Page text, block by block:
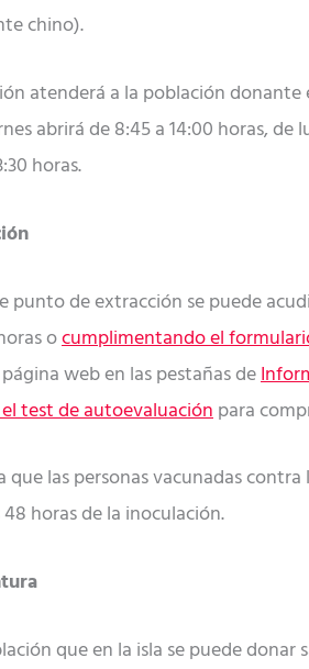
chino).
atenderá a la población
abrirá de 8:45 a 14:00 horas, de
horas.
punto de extracción se puede
ocumplimentando el
web en las pestañas de
test de autoevaluaciónpara
que las personas vacunadas
horas de la inoculación.
que en la isla se puede